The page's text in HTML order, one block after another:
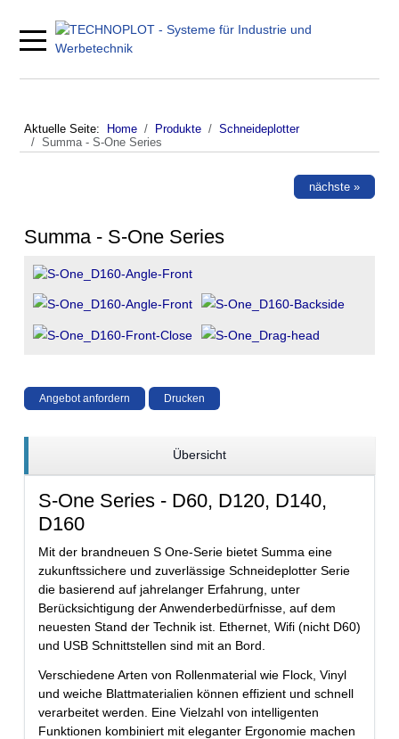
Mobile Menu Toggle
Aktuelle Seite: Home Produkte
Schneideplotter
Summa - S-One Series
nächste »
Summa - S-One Series
Angebot anfordern Drucken
Übersicht
S-One Series - D60, D120, D140,
D160
Mit der brandneuen S One-Serie bietet Summa eine
zukunftssichere und zuverlässige Schneideplotter Serie
die basierend auf jahrelanger Erfahrung, unter
Berücksichtigung der Anwenderbedürfnisse, auf dem
neuesten Stand der Technik ist. Ethernet, Wifi (nicht D60)
und USB Schnittstellen sind mit an Bord.
Verschiedene Arten von Rollenmaterial wie Flock, Vinyl
und weiche Blattmaterialien können effizient und schnell
verarbeitet werden. Eine Vielzahl von intelligenten
Funktionen kombiniert mit eleganter Ergonomie machen